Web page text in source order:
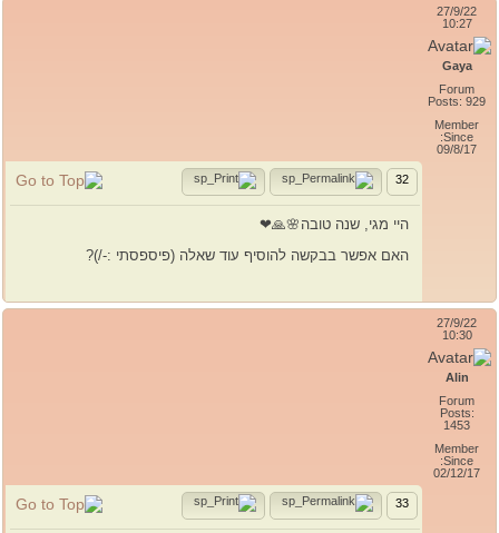
27/9/22
10:27
Gaya
Forum
Posts: 929
Member
Since:
09/8/17
32
היי מגי, שנה טובה🌸🙏❤
האם אפשר בבקשה להוסיף עוד שאלה (פיספסתי :-/)?
27/9/22
10:30
Alin
Forum
Posts:
1453
Member
Since:
02/12/17
33